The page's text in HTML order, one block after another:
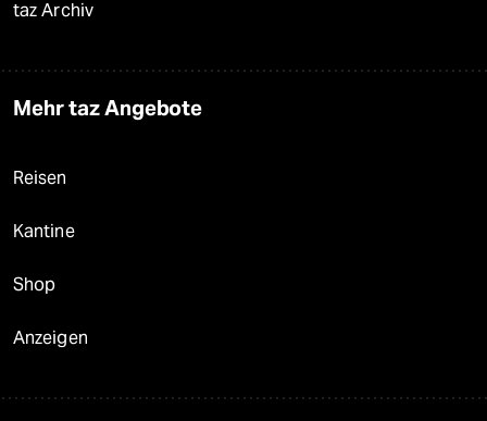
taz Archiv
Mehr taz Angebote
Reisen
Kantine
Shop
Anzeigen